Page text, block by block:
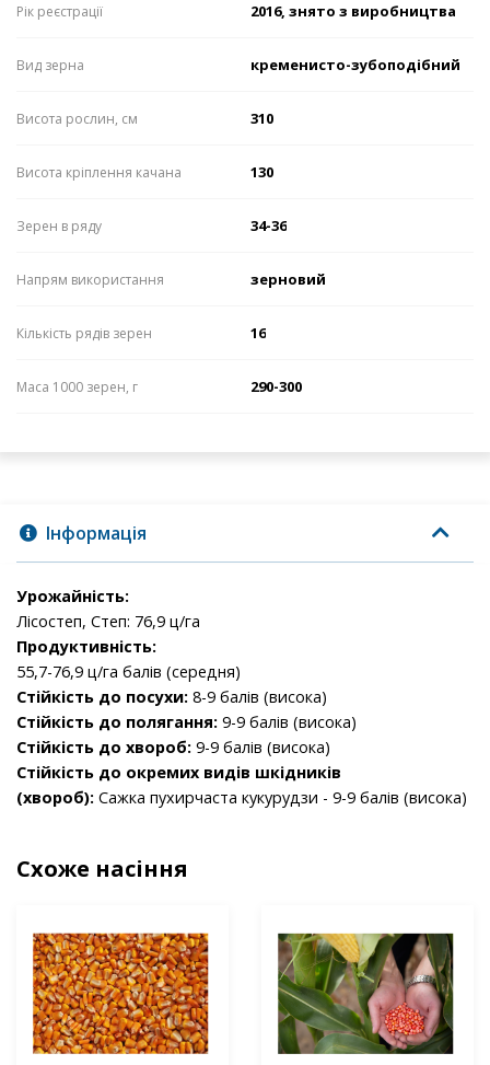
Рік реєстрації 2016, знято з виробництва
Вид зерна кременисто-зубоподібний
Висота рослин, см 310
Висота кріплення качана 130
Зерен в ряду 34-36
Напрям використання зерновий
Кількість рядів зерен 16
Маса 1000 зерен, г 290-300
Інформація
Урожайність:
Лісостеп, Степ: 76,9 ц/га
Продуктивність:
55,7-76,9 ц/га балів (середня)
Стійкість до посухи: 8-9 балів (висока)
Стійкість до полягання: 9-9 балів (висока)
Стійкість до хвороб: 9-9 балів (висока)
Стійкість до окремих видів шкідників
(хвороб): Сажка пухирчаста кукурудзи - 9-9 балів (висока)
Схоже насіння